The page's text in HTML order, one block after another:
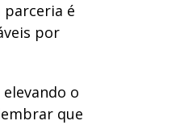
é
por
o
que